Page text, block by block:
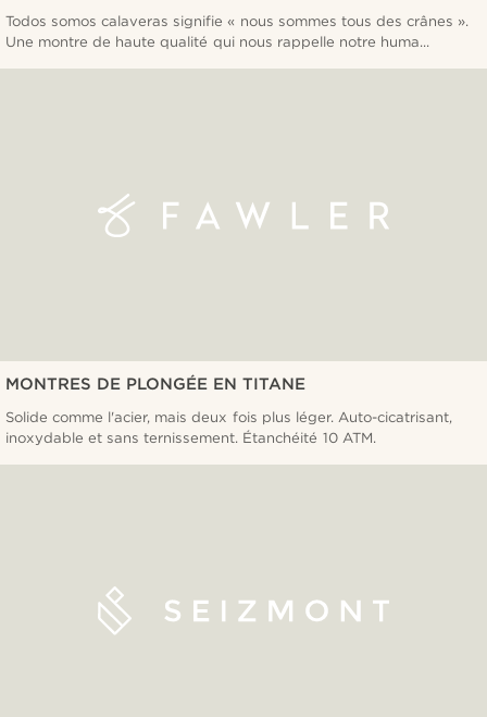
Todos somos calaveras signifie « nous sommes tous des crânes ».
Une montre de haute qualité qui nous rappelle notre huma...
MONTRES DE PLONGÉE EN TITANE
Solide comme l'acier, mais deux fois plus léger. Auto-cicatrisant,
inoxydable et sans ternissement. Étanchéité 10 ATM.